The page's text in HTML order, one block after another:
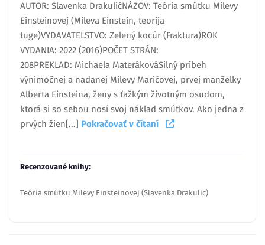
AUTOR: Slavenka DrakulićNÁZOV: Teória smútku Milevy
Einsteinovej (Mileva Einstein, teorija
tuge)VYDAVATEĽSTVO: Zelený kocúr (Fraktura)ROK
VYDANIA: 2022 (2016)POČET STRÁN:
208PREKLAD: Michaela MaterákováSilný príbeh
výnimočnej a nadanej Milevy Marićovej, prvej manželky
Alberta Einsteina, ženy s ťažkým životným osudom,
ktorá si so sebou nosí svoj náklad smútkov. Ako jedna z
prvých žien[...] Pokračovať v čítaní
Recenzované knihy:
Teória smútku Milevy Einsteinovej (Slavenka Drakulic)